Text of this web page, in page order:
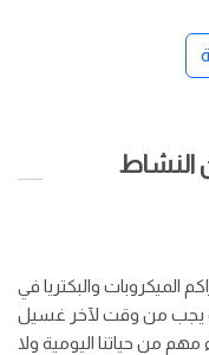
النشاط
الميكروبات والبكتريا في
يجب من وقت لآخر غسيل
مهم من حياتنا اليومية ولا